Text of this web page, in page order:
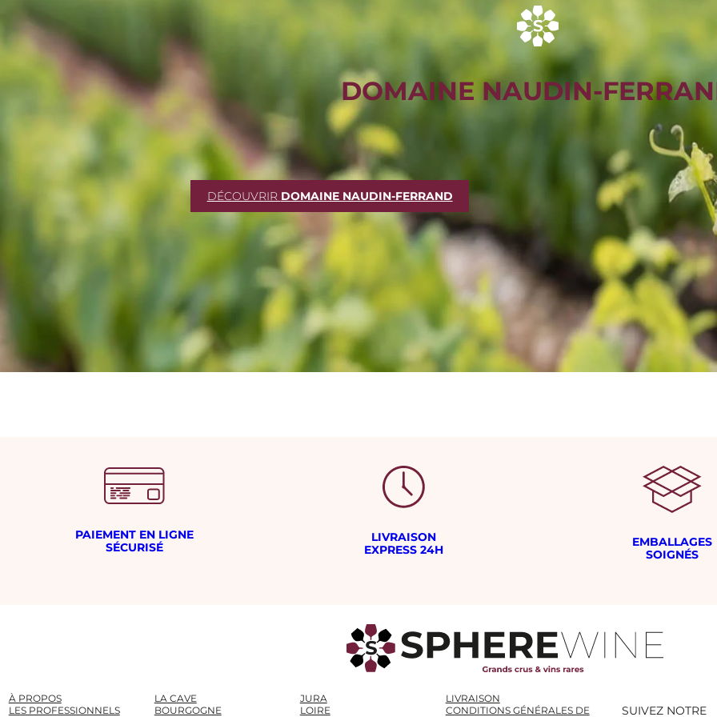
DOMAINE NAUDIN-
DÉCOUVRIR DOMAINE NAUDIN-FERRAND
PAIEMENT EN LIGNE
SÉCURISÉ
LIVRAISON
EXPRESS 24H
EMBALLAGES
SOIGNÉS
À PROPOS
LES PROFESSIONNELS
LA CAVE
BOURGOGNE
JURA
LOIRE
LIVRAISON
CONDITIONS GÉNÉRALES DE
SUIVEZ NOTRE